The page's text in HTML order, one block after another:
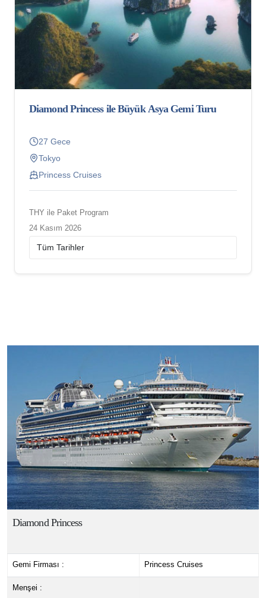
Diamond Princess ile Büyük Asya Gemi Turu
27 Gece
Tokyo
Princess Cruises
THY ile Paket Program
24 Kasım 2026
Diamond Princess
Gemi Firması : Princess Cruises
Menşei :